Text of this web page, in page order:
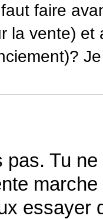
faire
la vente) et
Tu
essayer